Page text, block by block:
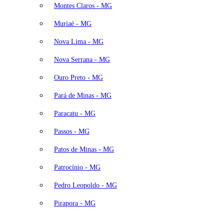
Montes Claros - MG
Muriaé - MG
Nova Lima - MG
Nova Serrana - MG
Ouro Preto - MG
Pará de Minas - MG
Paracatu - MG
Passos - MG
Patos de Minas - MG
Patrocínio - MG
Pedro Leopoldo - MG
Pirapora - MG